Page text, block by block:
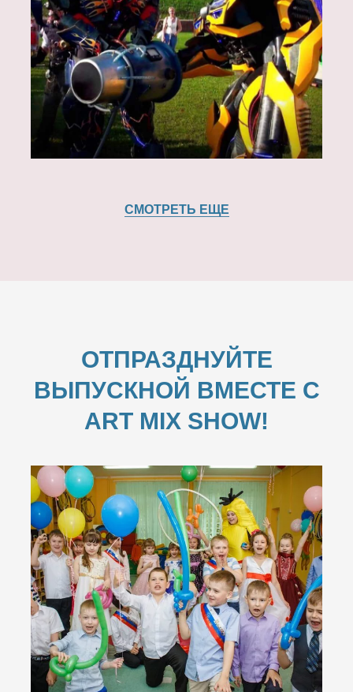
СМОТРЕТЬ ЕЩЕ
ОТПРАЗДНУЙТЕ
ВЫПУСКНОЙ ВМЕСТЕ С
ART MIX SHOW!